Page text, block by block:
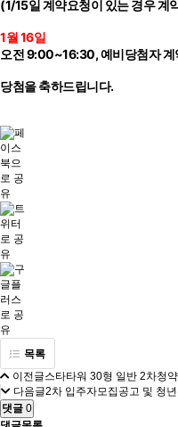
(1/15일 계약요청이 있는 경우 계
1월 16일
오전 9:00~16:30, 예비당첨자 계
당첨을 축하드립니다.
목록
이전글스타타워 30형 일반 2차청
다음글2차 입주자모집공고 및 청
댓글 0